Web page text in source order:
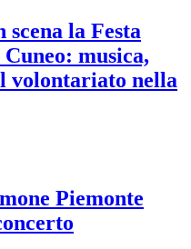
la Festa
musica,
volontariato nella
Piemonte